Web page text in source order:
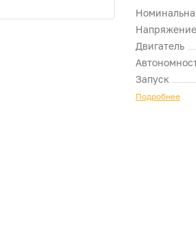
Двигатель
Запуск
Подробнее